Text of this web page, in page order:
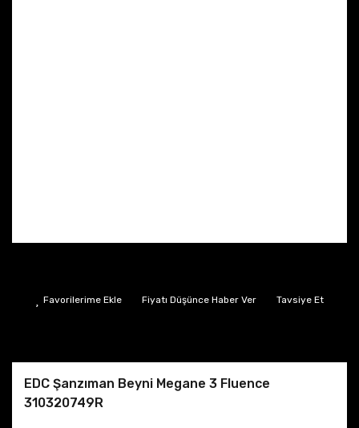
Fiyatı Düşünce Haber Ver Tavsiye Et
EDC Şanzıman Beyni Megane 3 Fluence
310320749R